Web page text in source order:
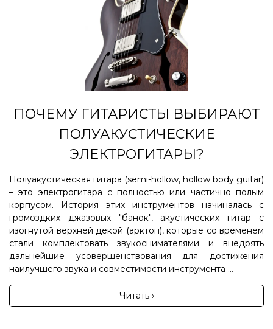
ПОЧЕМУ ГИТАРИСТЫ ВЫБИРАЮТ
ПОЛУАКУСТИЧЕСКИЕ
ЭЛЕКТРОГИТАРЫ?
Полуакустическая гитара (semi-hollow, hollow body guitar)
– это электрогитара с полностью или частично полым
корпусом. История этих инструментов начиналась с
громоздких джазовых "банок", акустических гитар с
изогнутой верхней декой (арктоп), которые со временем
стали комплектовать звукоснимателями и внедрять
дальнейшие усовершенствования для достижения
наилучшего звука и совместимости инструмента ...
Читать ›